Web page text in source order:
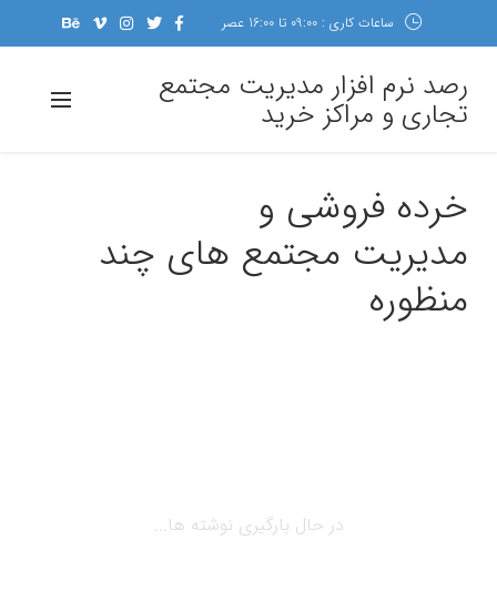
ساعات کاری : 09:00 تا 16:00 عصر
رصد نرم افزار مدیریت مجتمع
تجاری و مراکز خرید
خرده فروشی و
مدیریت مجتمع های چند
منظوره
در حال بارگیری نوشته ها...